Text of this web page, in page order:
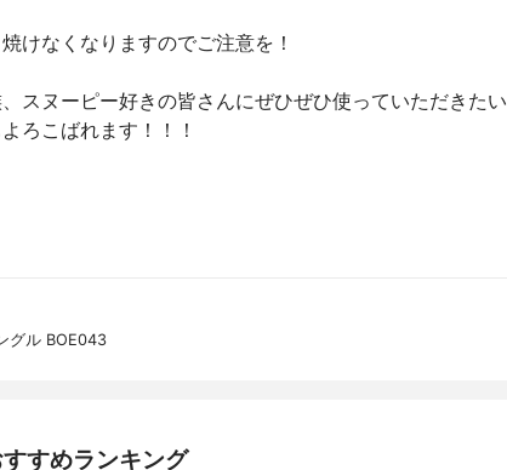
けなくなりますのでご注意を！
スヌーピー好きの皆さんにぜひぜひ使っていただきたい
ろこばれます！！！
グル BOE043
すめランキング